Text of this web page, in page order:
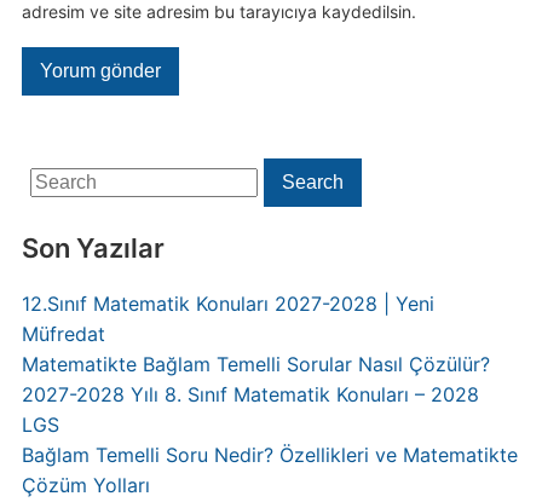
Search
for:
Search
Son Yazılar
12.Sınıf Matematik Konuları 2027-2028 | Yeni
Müfredat
Matematikte Bağlam Temelli Sorular Nasıl Çözülür?
2027-2028 Yılı 8. Sınıf Matematik Konuları – 2028
LGS
Bağlam Temelli Soru Nedir? Özellikleri ve Matematikte
Çözüm Yolları
adresim ve site adresim bu tarayıcıya kaydedilsin.